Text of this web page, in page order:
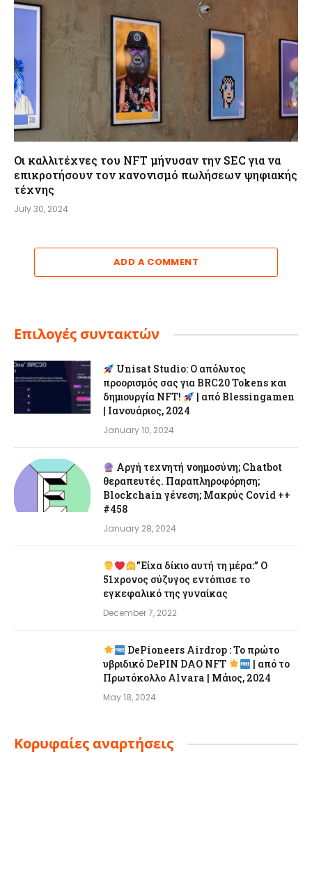
Οι καλλιτέχνες του NFT μήνυσαν την SEC για να
επικροτήσουν τον κανονισμό πωλήσεων ψηφιακής
τέχνης
July 30, 2024
ADD A COMMENT
Επιλογές συντακτών
Unisat Studio: Ο απόλυτος
προορισμός σας για BRC20 Tokens και
δημιουργία NFT!
| από Blessingamen
| Ιανουάριος, 2024
January 10, 2024
Αργή τεχνητή νοημοσύνη; Chatbot
θεραπευτές. Παραπληροφόρηση;
Blockchain γένεση; Μακρύς Covid ++
#458
January 28, 2024
”Είχα δίκιο αυτή τη μέρα:” Ο
51χρονος σύζυγος εντόπισε το
εγκεφαλικό της γυναίκας
December 7, 2022
DePioneers Airdrop : Το πρώτο
υβριδικό DePIN DAO NFT
| από το
Πρωτόκολλο Alvara | Μάιος, 2024
May 18, 2024
Κορυφαίες αναρτήσεις